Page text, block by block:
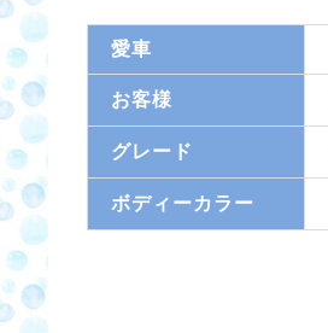
愛車
お客様
グレード
ボディーカラー